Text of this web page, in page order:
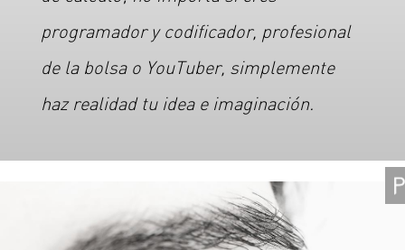
programador y codificador, profesional
de la bolsa o YouTuber, simplemente
haz realidad tu idea e imaginación.